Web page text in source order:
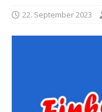
22. September 2023